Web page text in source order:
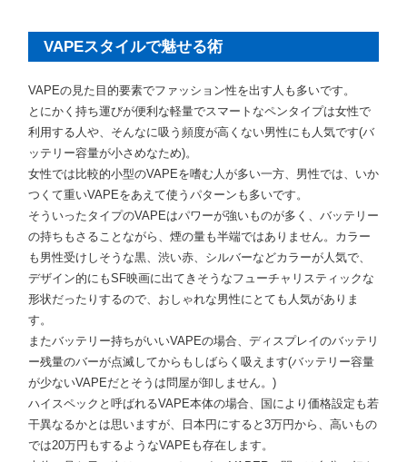
VAPEスタイルで魅せる術
VAPEの見た目的要素でファッション性を出す人も多いです。
とにかく持ち運びが便利な軽量でスマートなペンタイプは女性で
利用する人や、そんなに吸う頻度が高くない男性にも人気です(バ
ッテリー容量が小さめなため)。
女性では比較的小型のVAPEを嗜む人が多い一方、男性では、いか
つくて重いVAPEをあえて使うパターンも多いです。
そういったタイプのVAPEはパワーが強いものが多く、バッテリー
の持ちもさることながら、煙の量も半端ではありません。カラー
も男性受けしそうな黒、渋い赤、シルバーなどカラーが人気で、
デザイン的にもSF映画に出てきそうなフューチャリスティックな
形状だったりするので、おしゃれな男性にとても人気がありま
す。
またバッテリー持ちがいいVAPEの場合、ディスプレイのバッテリ
ー残量のバーが点滅してからもしばらく吸えます(バッテリー容量
が少ないVAPEだとそうは問屋が卸しません。)
ハイスペックと呼ばれるVAPE本体の場合、国により価格設定も若
干異なるかとは思いますが、日本円にすると3万円から、高いもの
では20万円もするようなVAPEも存在します。